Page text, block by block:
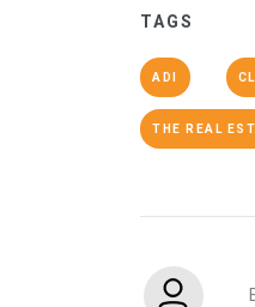
TAGS
ADI
THE REAL